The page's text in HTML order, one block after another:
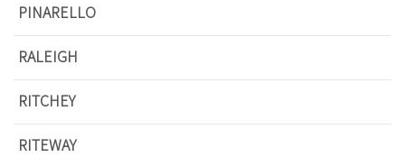
PINARELLO
RALEIGH
RITCHEY
RITEWAY